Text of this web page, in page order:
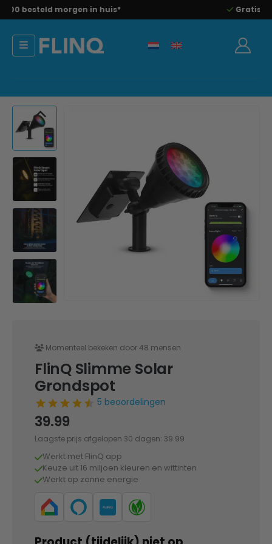
Voor 23:00 besteld morgen in huis*
Momenteel bekeken door 48 mensen
FlinQ Slimme Solar
Grondspot
5 beoordelingen
39.99
Laagste prijs afgelopen 30 dagen:39.99
Werkt met FlinQ app
Keuze uit 16 miljoen kleuren en wittinten
Werkt op zonne energie